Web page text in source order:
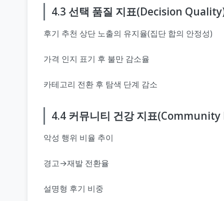
4.3 선택 품질 지표(Decision
후기 추천 상단 노출의 유지율(집단 합의 안정성)
가격 인지 표기 후 불만 감소율
카테고리 전환 후 탐색 단계 감소
4.4 커뮤니티 건강 지표
악성 행위 비율 추이
경고→재발 전환율
설명형 후기 비중